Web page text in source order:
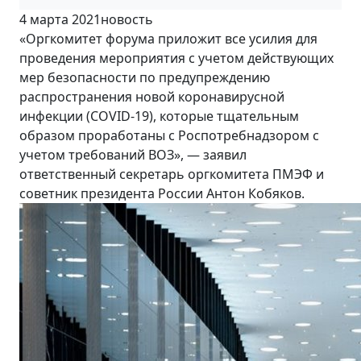
4 марта 2021новость
«Оргкомитет форума приложит все усилия для
проведения мероприятия с учетом действующих
мер безопасности по предупреждению
распространения новой коронавирусной
инфекции (СOVID-19), которые тщательным
образом проработаны с Роспотребнадзором с
учетом требований ВОЗ», — заявил
ответственный секретарь оргкомитета ПМЭФ и
советник президента России Антон Кобяков.